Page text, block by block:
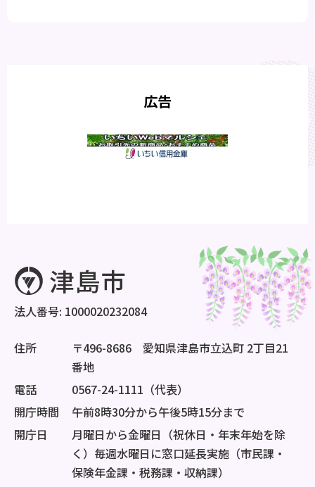
広告
法人番号: 1000020232084
住所
〒496-8686 愛知県津島市立込町 2丁目21
番地
電話
0567-24-1111（代表）
開庁時間
午前8時30分から午後5時15分まで
開庁日
月曜日から金曜日（祝休日・年末年始を除
く）毎週水曜日に窓口延長実施（市民課・
保険年金課・税務課・収納課）